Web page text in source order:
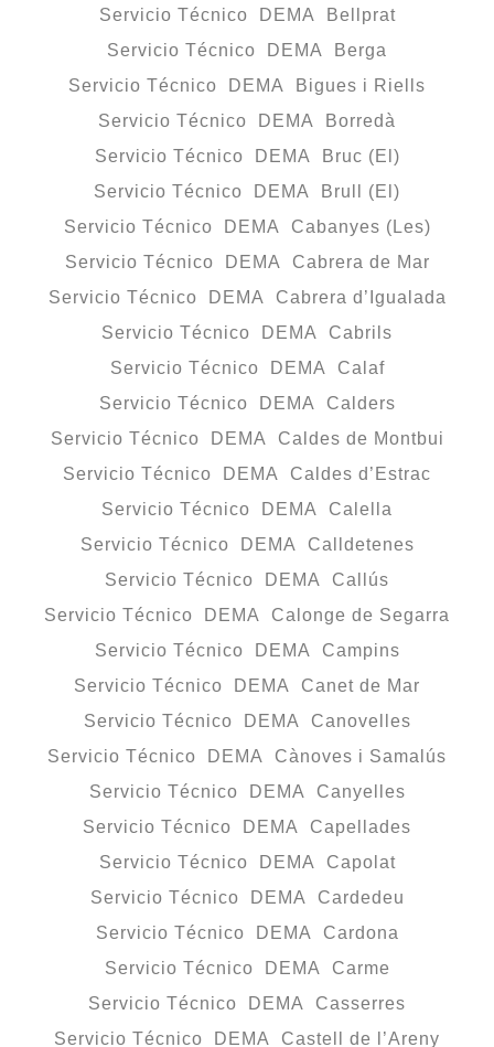
Servicio Técnico DEMA Bellprat
Servicio Técnico DEMA Berga
Servicio Técnico DEMA Bigues i Riells
Servicio Técnico DEMA Borredà
Servicio Técnico DEMA Bruc (El)
Servicio Técnico DEMA Brull (El)
Servicio Técnico DEMA Cabanyes (Les)
Servicio Técnico DEMA Cabrera de Mar
Servicio Técnico DEMA Cabrera d’Igualada
Servicio Técnico DEMA Cabrils
Servicio Técnico DEMA Calaf
Servicio Técnico DEMA Calders
Servicio Técnico DEMA Caldes de Montbui
Servicio Técnico DEMA Caldes d’Estrac
Servicio Técnico DEMA Calella
Servicio Técnico DEMA Calldetenes
Servicio Técnico DEMA Callús
Servicio Técnico DEMA Calonge de Segarra
Servicio Técnico DEMA Campins
Servicio Técnico DEMA Canet de Mar
Servicio Técnico DEMA Canovelles
Servicio Técnico DEMA Cànoves i Samalús
Servicio Técnico DEMA Canyelles
Servicio Técnico DEMA Capellades
Servicio Técnico DEMA Capolat
Servicio Técnico DEMA Cardedeu
Servicio Técnico DEMA Cardona
Servicio Técnico DEMA Carme
Servicio Técnico DEMA Casserres
Servicio Técnico DEMA Castell de l’Areny